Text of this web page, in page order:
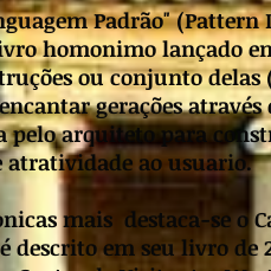
Padrão" (Pattern
homonimo lançado
ou conjunto delas
gerações
pelo arquiteto para
ao usuario.
mais ​destaca-se o
descrito em seu livro